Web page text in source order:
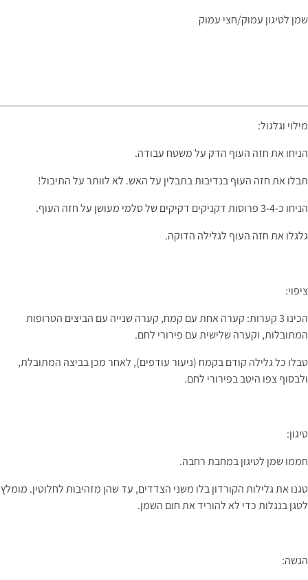
שמן לטיגון עמוק/חצי עמוק
מילוי וגלגול:
הניחו את חזה העוף הדק על משטח עבודה.
תבלו את חזה העוף בנדיבות בתבלין על האש. לא לוותר על התיבול!
הניחו כ-3-4 פרוסות דקניקים דקיקים של סלמי מעושן על חזה העוף.
גלגלו את חזה העוף לגלילה הדוקה.
ציפוי:
הכינו 3 קערות: קערה אחת עם קמח, קערה שנייה עם הביצים הטרופות
המתובלות, וקערה שלישית עם פירורי לחם.
טבלו כל גלילה קודם בקמח (ניעור עודפים), לאחר מכן בביצה המתובלת,
ולבסוף צפו היטב בפירורי לחם.
טיגון:
חממו שמן לטיגון במחבת רחבה.
טגנו את גלילות הקורדון בלו משני הצדדים, עד שהן מזהיבות לחלוטין. מומלץ
לטגן בנגלות כדי לא להוריד את חום השמן.
הגשה: